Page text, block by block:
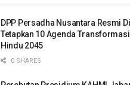
DPP Persadha Nusantara Resmi
Tetapkan 10 Agenda
Hindu 2045
0 SHARES